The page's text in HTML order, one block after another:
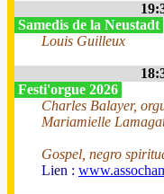
Samedis de la Neustadt
Louis Guilleux
Festi'orgue 2026
Charles Balayer,
Mariamielle
Gospel, negro
Lien :